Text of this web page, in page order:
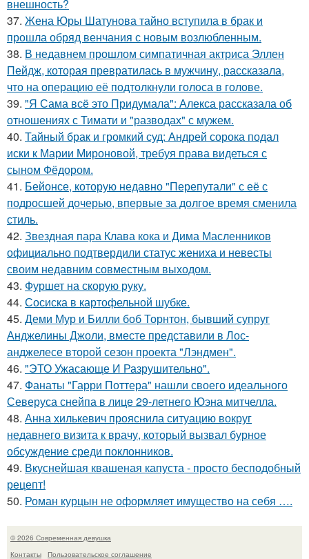
внешность?
37. Жена Юры Шатунова тайно вступила в брак и
прошла обряд венчания с новым возлюбленным.
38. В недавнем прошлом симпатичная актриса Эллен
Пейдж, которая превратилась в мужчину, рассказала,
что на операцию её подтолкнули голоса в голове.
39. "Я Сама всё это Придумала": Алекса рассказала об
отношениях с Тимати и "разводах" с мужем.
40. Тайный брак и громкий суд: Андрей сорока подал
иски к Марии Мироновой, требуя права видеться с
сыном Фёдором.
41. Бейонсе, которую недавно "Перепутали" с её с
подросшей дочерью, впервые за долгое время сменила
стиль.
42. Звездная пара Клава кока и Дима Масленников
официально подтвердили статус жениха и невесты
своим недавним совместным выходом.
43. Фуршет на скорую руку.
44. Сосиска в картофельной шубке.
45. Деми Мур и Билли боб Торнтон, бывший супруг
Анджелины Джоли, вместе представили в Лос-
анджелесе второй сезон проекта "Лэндмен".
46. "ЭТО Ужасающе И Разрушительно".
47. Фанаты "Гарри Поттера" нашли своего идеального
Северуса снейпа в лице 29-летнего Юэна митчелла.
48. Анна хилькевич прояснила ситуацию вокруг
недавнего визита к врачу, который вызвал бурное
обсуждение среди поклонников.
49. Вкуснейшая квашеная капуста - просто бесподобный
рецепт!
50. Роман курцын не оформляет имущество на себя ….
© 2026 Современная девушка
Контакты
Пользовательское соглашение